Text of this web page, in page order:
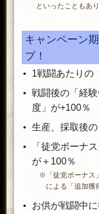
といったこともあ
キャンペーン
プ！
1戦闘あたりの
戦闘後の「経
度」が+100％
生産、採取後
「徒党ボーナ
が＋100％
※「徒党ボーナス
による「追加獲
お供が戦闘中